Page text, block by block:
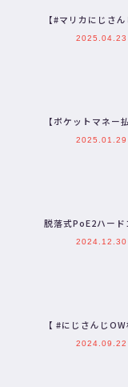
【#マリカにじさん
杯】現時点での最
2025.04.23
【ポケットマネー
にじさんじのB級バ
2025.01.29
脱落式PoE2ハード
生き残れ・・・！
2024.12.30
【 #にじさんじ
俺が全てのヘイト
2024.09.22